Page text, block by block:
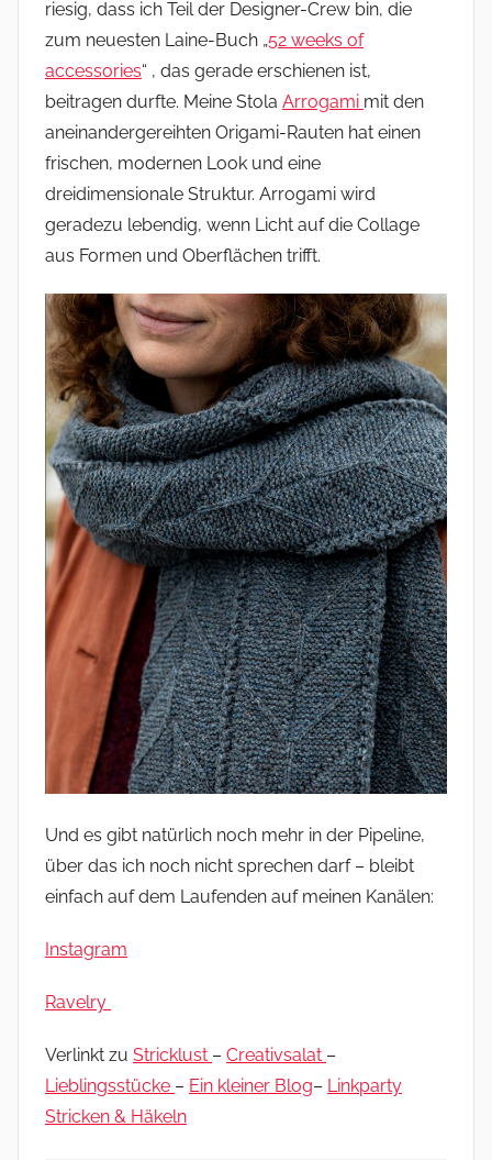
riesig, dass ich Teil der Designer-Crew bin, die
zum neuesten Laine-Buch „52 weeks of
accessories“ , das gerade erschienen ist,
beitragen durfte. Meine Stola Arrogami mit den
aneinandergereihten Origami-Rauten hat einen
frischen, modernen Look und eine
dreidimensionale Struktur. Arrogami wird
geradezu lebendig, wenn Licht auf die Collage
aus Formen und Oberflächen trifft.
Und es gibt natürlich noch mehr in der Pipeline,
über das ich noch nicht sprechen darf – bleibt
einfach auf dem Laufenden auf meinen Kanälen:
Instagram
Ravelry
Verlinkt zu Stricklust – Creativsalat –
Lieblingsstücke – Ein kleiner Blog– Linkparty
Stricken & Häkeln